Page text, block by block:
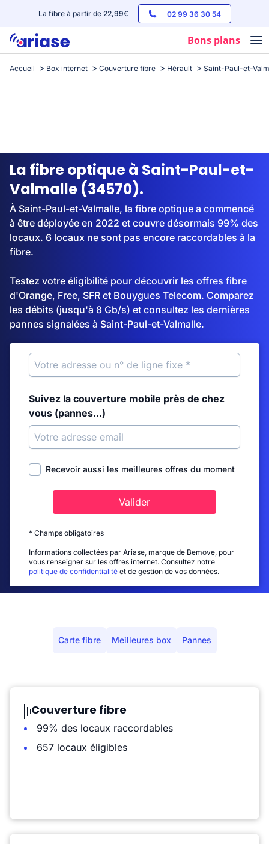
La fibre à partir de 22,99€ 02 99 36 30 54
Bons plans
Box internet
Streaming
Accueil Box internet Couverture fibre Hérault Saint-Paul-et-
La fibre optique à Saint-Paul-et-
Valmalle (34570).
À Saint-Paul-et-Valmalle, la fibre optique a commencé
à être déployée en 2022 et couvre désormais 99% des
locaux. 6 locaux ne sont pas encore raccordables à la
fibre.
Testez votre éligibilité pour découvrir les offres fibre
d'Orange, Free, SFR et Bouygues Telecom. Comparez
les débits (jusqu'à 8 Gb/s) et consultez les dernières
pannes signalées à Saint-Paul-et-Valmalle.
Suivez la couverture mobile près de chez
vous (pannes...)
Recevoir aussi les meilleures offres du moment
Valider
* Champs obligatoires
Informations collectées par Ariase, marque de Bemove, pour
vous renseigner sur les offres internet. Consultez notre
politique de confidentialité et de gestion de vos données.
Carte fibre Meilleures box Pannes
Couverture fibre
99% des locaux raccordables
657 locaux éligibles